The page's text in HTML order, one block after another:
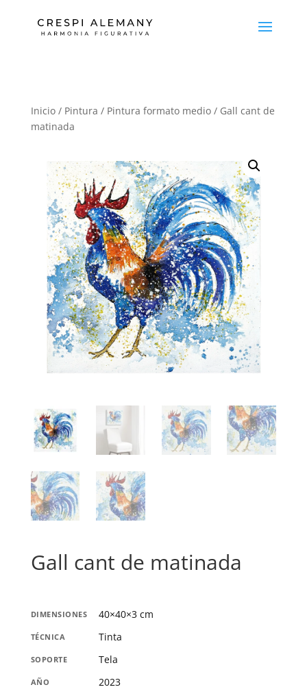
Inicio/ Pintura / Pintura formato medio/ Gall cant de
matinada
Gall cant de matinada
DIMENSIONES 40×40×3 cm
TÉCNICA Tinta
SOPORTE Tela
AÑO 2023